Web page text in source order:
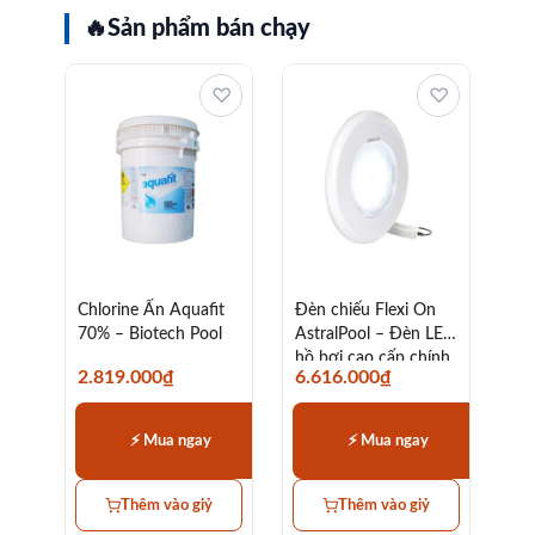
🔥Sản phẩm bán chạy
Chlorine Ấn Aquafit
70% – Biotech Pool
2.819.000₫
⚡ Mua ngay
Thêm vào giỷ
♡
Đèn chiếu Flexi On
AstralPool – Đèn LED
hồ bơi cao cấp chính
hãng
6.616.000₫
⚡ Mua ngay
Thêm vào giỷ
♡